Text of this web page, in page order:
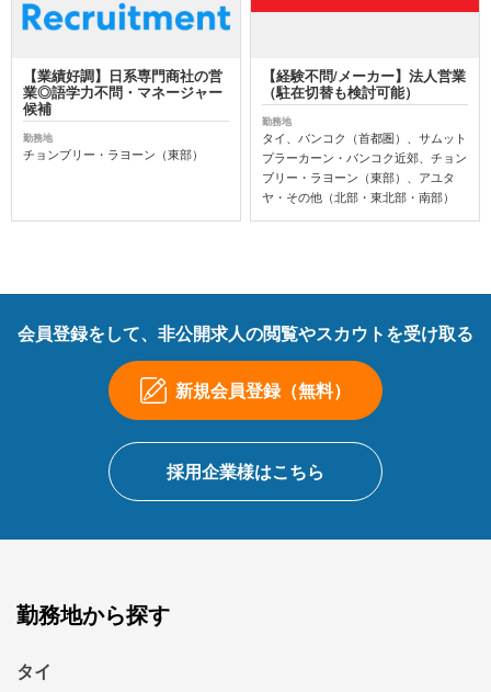
【業績好調】日系専門商社の営
業◎語学力不問・マネージャー
候補
勤務地
チョンブリー・ラヨーン（東部）
【経験不問/メーカー】法人営業
（駐在切替も検討可能）
勤務地
タイ、バンコク（首都圏）、サムット
プラーカーン・バンコク近郊、チョン
ブリー・ラヨーン（東部）、アユタ
ヤ・その他（北部・東北部・南部）
会員登録をして、非公開求人の閲覧やスカウトを受け取る
新規会員登録（無料）
採用企業様はこちら
勤務地から探す
タイ